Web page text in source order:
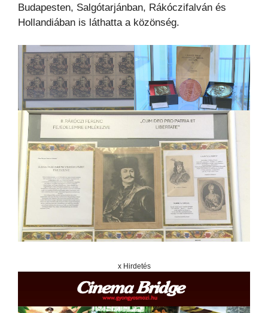
Budapesten, Salgótarjánban, Rákóczifalván és
Hollandiában is láthatta a közönség.
x Hirdetés